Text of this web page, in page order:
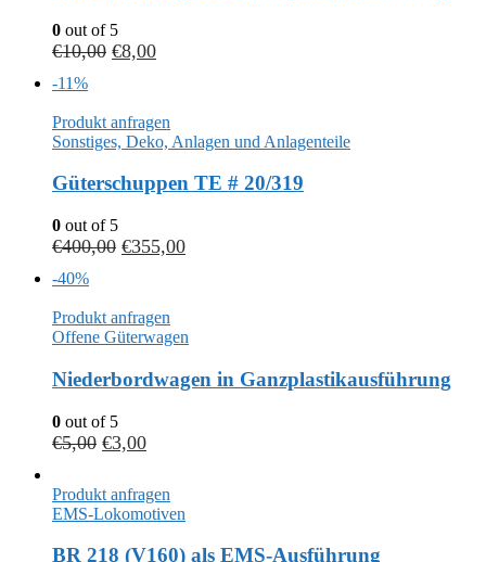
0 out of 5
€10,00 €8,00
-11%
Produkt anfragen
Sonstiges, Deko, Anlagen und Anlagenteile
Güterschuppen TE # 20/319
0 out of 5
€400,00 €355,00
-40%
Produkt anfragen
Offene Güterwagen
Niederbordwagen in Ganzplastikausführung
0 out of 5
€5,00 €3,00
Produkt anfragen
EMS-Lokomotiven
BR 218 (V160) als EMS-Ausführung